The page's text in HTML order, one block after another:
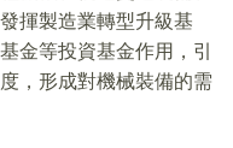
揮製造業轉型升級基
金等投資基金作用，引
，形成對機械裝備的需